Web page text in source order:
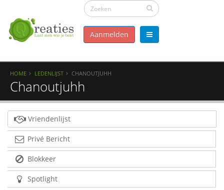
Aanmelden
HOME LEDENLIJST CHANOUTJUHH
Chanoutjuhh
Vriendenlijst
Privé Bericht
Blokkeer
Spotlight